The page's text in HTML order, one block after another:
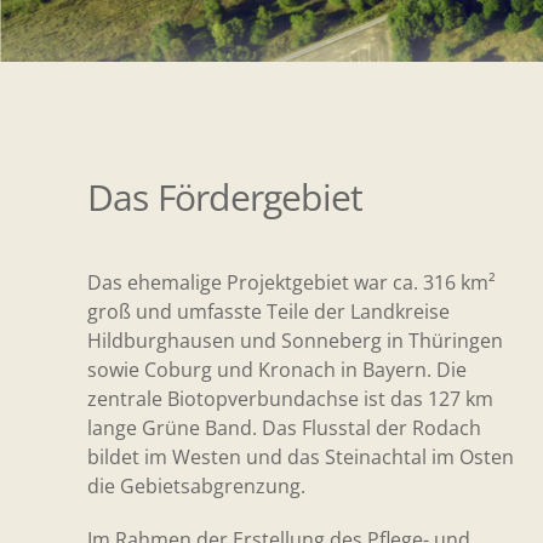
Das Fördergebiet
Das ehemalige Projektgebiet war ca. 316 km²
groß und umfasste Teile der Landkreise
Hildburghausen und Sonneberg in Thüringen
sowie Coburg und Kronach in Bayern. Die
zentrale Biotopverbundachse ist das 127 km
lange Grüne Band. Das Flusstal der Rodach
bildet im Westen und das Steinachtal im Osten
die Gebietsabgrenzung.